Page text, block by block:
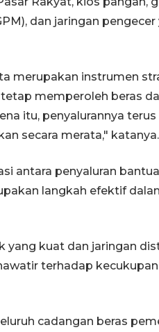
dan jaringan
merupakan instrumen
memperoleh beras
itu, penyalurannya
secara merata," katanya.
antara penyaluran
langkah efektif
yang kuat dan jaringan
terhadap
cadangan beras